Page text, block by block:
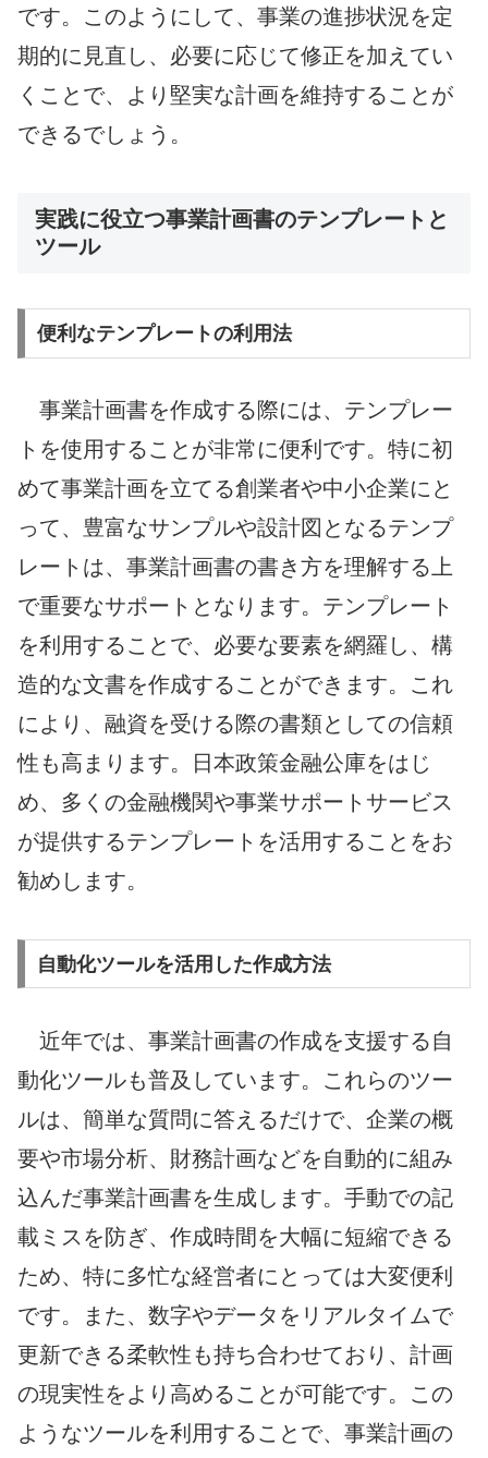
です。このようにして、事業の進捗状況を定
期的に見直し、必要に応じて修正を加えてい
くことで、より堅実な計画を維持することが
できるでしょう。
実践に役立つ事業計画書のテンプレートと
ツール
便利なテンプレートの利用法
事業計画書を作成する際には、テンプレー
トを使用することが非常に便利です。特に初
めて事業計画を立てる創業者や中小企業にと
って、豊富なサンプルや設計図となるテンプ
レートは、事業計画書の書き方を理解する上
で重要なサポートとなります。テンプレート
を利用することで、必要な要素を網羅し、構
造的な文書を作成することができます。これ
により、融資を受ける際の書類としての信頼
性も高まります。日本政策金融公庫をはじ
め、多くの金融機関や事業サポートサービス
が提供するテンプレートを活用することをお
勧めします。
自動化ツールを活用した作成方法
近年では、事業計画書の作成を支援する自
動化ツールも普及しています。これらのツー
ルは、簡単な質問に答えるだけで、企業の概
要や市場分析、財務計画などを自動的に組み
込んだ事業計画書を生成します。手動での記
載ミスを防ぎ、作成時間を大幅に短縮できる
ため、特に多忙な経営者にとっては大変便利
です。また、数字やデータをリアルタイムで
更新できる柔軟性も持ち合わせており、計画
の現実性をより高めることが可能です。この
ようなツールを利用することで、事業計画の